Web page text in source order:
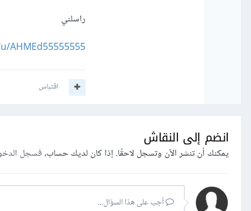
راسلني
AHMEd55555555
اقتباس
انضم إلى النقاش
يمكنك أن تنشر الآن وتسجل لاحقًا. إذا كان لديك حساب،فسجل
أجب على هذا السؤال...